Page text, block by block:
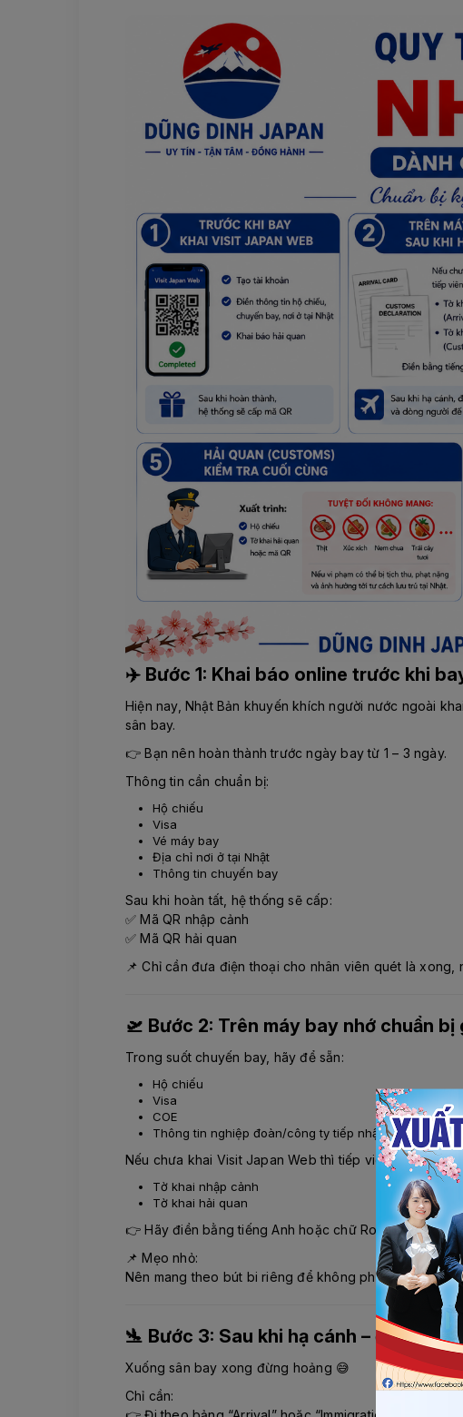
✈️ Bước 1: Khai báo online trước khi
Hiện nay, Nhật Bản khuyến khích người nước ngoài
sân bay.
👉 Bạn nên hoàn thành trước ngày bay từ 1 – 3 ngày.
Thông tin cần chuẩn bị:
Hộ chiếu
Visa
Vé máy bay
Địa chỉ nơi ở tại Nhật
Thông tin chuyến bay
Sau khi hoàn tất, hệ thống sẽ cấp:
✅ Mã QR nhập cảnh
✅ Mã QR hải quan
📌 Chỉ cần đưa điện thoại cho nhân viên quét là
🛫 Bước 2: Trên máy bay nhớ chuẩn
Trong suốt chuyến bay, hãy để sẵn:
Hộ chiếu
Visa
COE
Thông tin nghiệp đoàn/công ty tiếp nhận
Nếu chưa khai Visit Japan Web thì tiếp viên sẽ phát:
Tờ khai nhập cảnh
Tờ khai hải quan
👉 Hãy điền bằng tiếng Anh hoặc chữ Romaji để tránh
📌 Mẹo nhỏ:
Nên mang theo bút bi riêng để không phải chờ mượn
🛬 Bước 3: Sau khi hạ cánh – đi theo
Xuống sân bay xong đừng hoảng 😅
Chỉ cần: